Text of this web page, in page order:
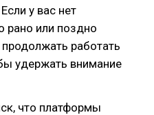
у вас нет
рано или поздно
работать
удержать внимание
что платформы